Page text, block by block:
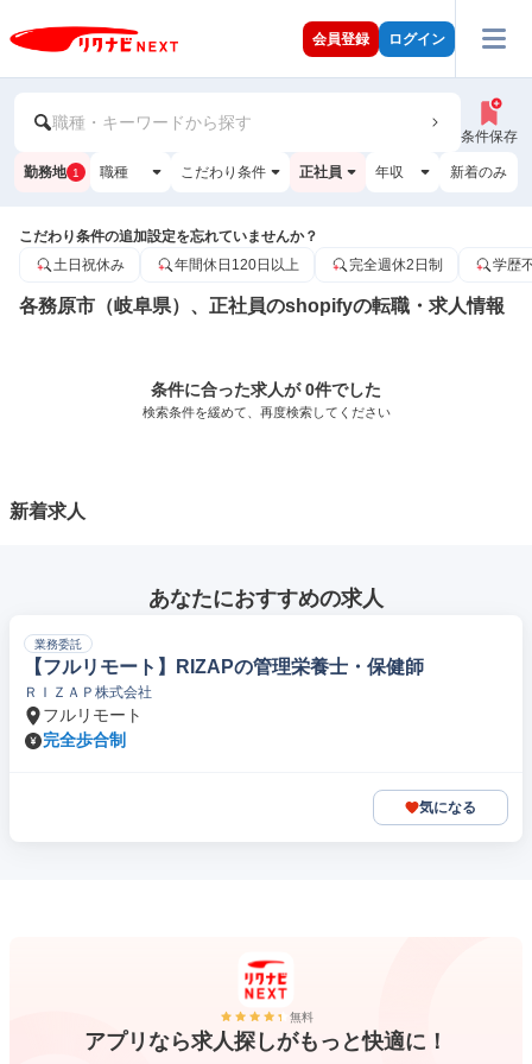
会員登録 ログイン
職種・キーワードから探す
条件保存
勤務地 1 職種 こだわり条件 正社員 年収 新着のみ
こだわり条件の追加設定を忘れていませんか？
土日祝休み
年間休日120日以上 完全週休2日制 学歴
各務原市（岐阜県）、正社員のshopifyの転職・求人情報
条件に合った求人が 0件でした
検索条件を緩めて、再度検索してください
新着求人
あなたにおすすめの求人
業務委託
【フルリモート】RIZAPの管理栄養士・保健師
ＲＩＺＡＰ株式会社
フルリモート
完全歩合制
気になる
無料
アプリなら求人探しがもっと快適に！